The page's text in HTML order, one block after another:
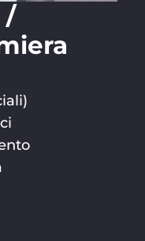
/